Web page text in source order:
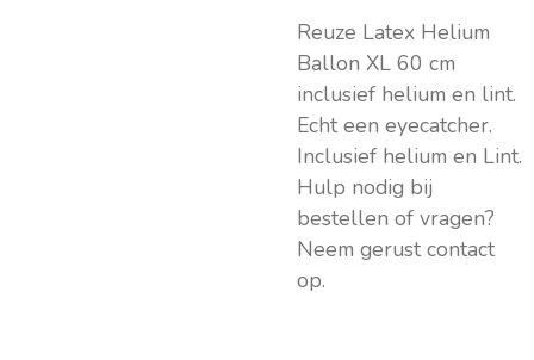
Reuze Latex Helium
Ballon XL 60 cm
inclusief helium en lint.
Echt een eyecatcher.
Inclusief helium en Lint.
Hulp nodig bij
bestellen of vragen?
Neem gerust contact
op.